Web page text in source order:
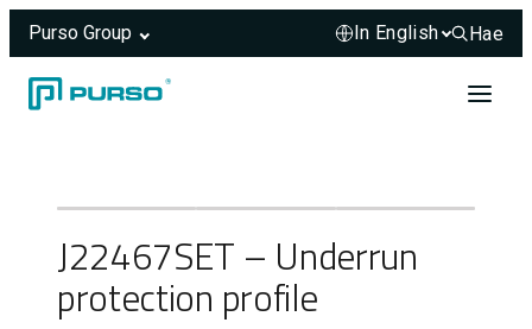
Purso Group
Hae
Hae
J22467SET – Underrun
protection profile